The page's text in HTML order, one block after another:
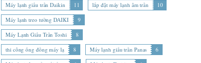
Máy lạnh giấu trần Daikin
11 lắp đặt máy lạnh âm trần
10
Máy lạnh treo tường DAIKI
9
Máy Lạnh Giấu Trần Toshi
8
thi công ống đồng máy lạ
8 Máy lạnh giấu trần Panas
6